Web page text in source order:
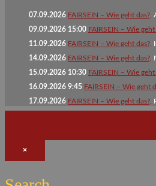
07.09.2026 FAIRSEIN – Wie geht das?,
09.09.2026 15:00 FAIRSEIN – Wie geht
11.09.2026 FAIRSEIN – Wie geht das?,
14.09.2026 FAIRSEIN – Wie geht das?,
15.09.2026 10:30 FAIRSEIN – Wie geht
16.09.2026 9:45 FAIRSEIN – Wie geht
17.09.2026 FAIRSEIN – Wie geht das?,
×